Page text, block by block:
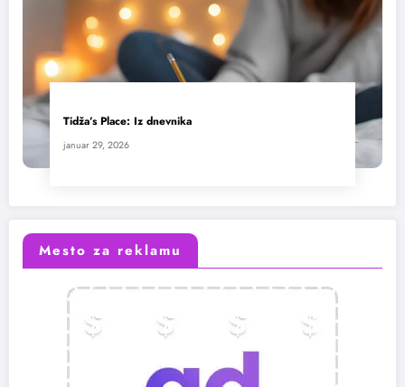
Tidža’s Place: Iz dnevnika
januar 29, 2026
Mesto za reklamu